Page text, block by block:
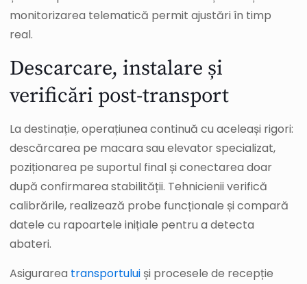
monitorizarea telematică permit ajustări în timp
real.
Descarcare, instalare și
verificări post-transport
La destinație, operațiunea continuă cu aceleași rigori:
descărcarea pe macara sau elevator specializat,
poziționarea pe suportul final și conectarea doar
după confirmarea stabilității. Tehnicienii verifică
calibrările, realizează probe funcționale și compară
datele cu rapoartele inițiale pentru a detecta
abateri.
Asigurarea transportului și procesele de recepție